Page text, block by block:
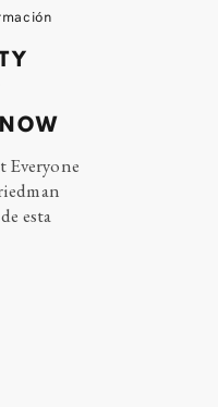
Everyone
esta